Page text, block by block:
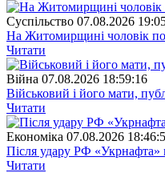
Суспiльство 07.08.2026
На Житомирщині чоловік
Читати
Війна 07.08.2026 18:59:16
Військовий і його мати,
Читати
Економіка 07.08.2026
Після удару РФ «Укрнафта»
Читати